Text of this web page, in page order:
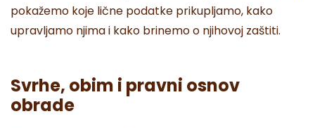
pokažemo koje lične podatke prikupljamo, kako
upravljamo njima i kako brinemo o njihovoj zaštiti.
Svrhe, obim i pravni osnov
obrade